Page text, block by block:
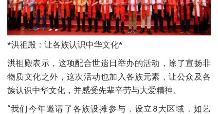
*洪祖殿：让各族认识中华文化*
洪祖殿表示，这项配合世遗日举办的活动，除了宣扬非
物质文化之外，这次活动也加入各族元素，让公众及各
族认识中华文化，并感受先辈辛劳与大爱精神。
“我们今年邀请了各族设摊参与，设立8大区域，如艺